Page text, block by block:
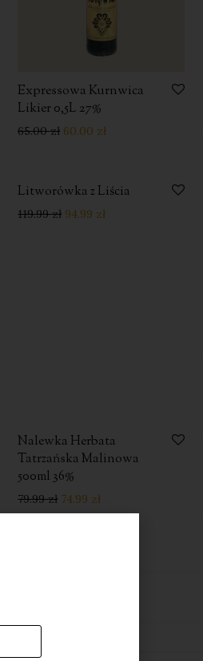
Expressowa Kurnwica
Likier 0,5L 27%
65.00zł 60.00 zł
Litworówka z Liścia
119.99zł 94.99 zł
Nalewka Herbata
Tatrzańska Malinowa
500ml 36%
79.99zł 74.99 zł
produktów